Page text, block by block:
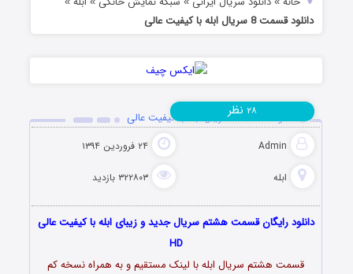
دانلود قسمت 8 سریال ابله با کیفیت عالی
دانلود قسمت 8 سریال ابله با کیفیت عالی
Admin ۲۴ فروردین ۱۳۹۴
ابله ۳۲۲۸۰۳ بازدید
۲۸ نظر
دانلود رایگان قسمت هشتم سریال جدید و زیبای ابله با کیفیت عالی
HD
قسمت هشتم سریال ابله با لینک مستقیم و به همراه نسخه کم